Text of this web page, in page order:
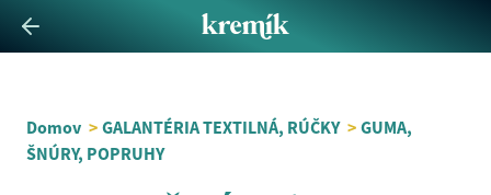
Domov > GALANTÉRIA TEXTILNÁ, RÚČKY > GUMA,
ŠNÚRY, POPRUHY